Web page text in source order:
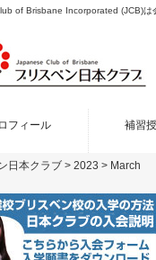
of Brisbane Incorporated (JCB)は
フィール 補習
日本クラブ > 2023 > March